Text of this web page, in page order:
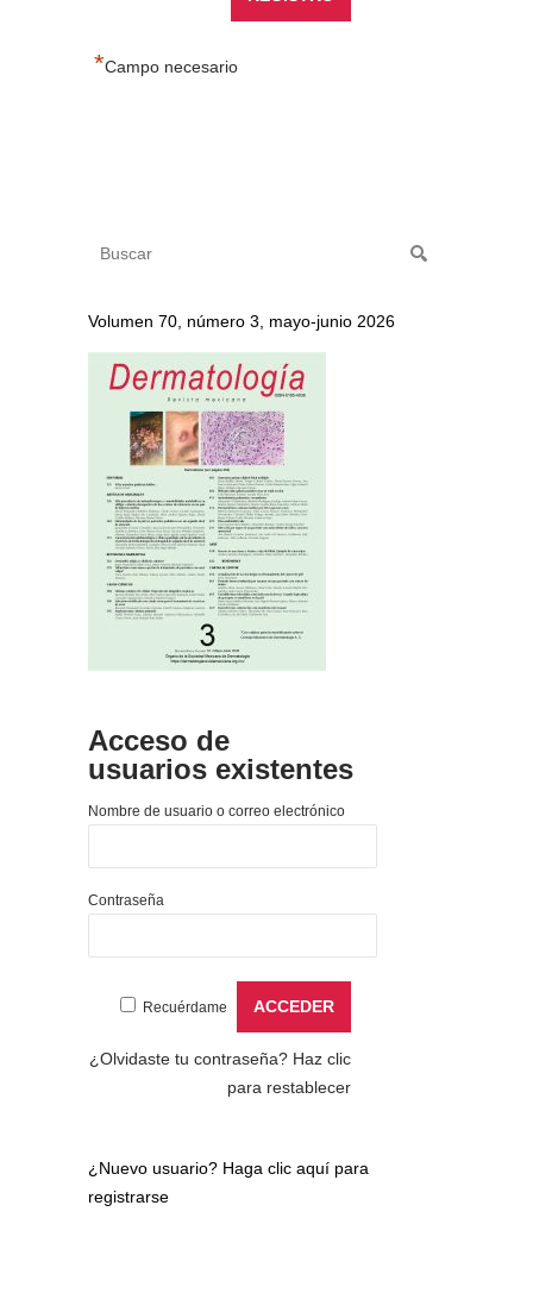
*Campo necesario
Volumen 70, número 3, mayo-junio 2026
Acceso de
usuarios existentes
Nombre de usuario o correo electrónico
Contraseña
Recuérdame
¿Olvidaste tu contraseña? Haz clic
para restablecer
¿Nuevo usuario? Haga clic aquí para
registrarse